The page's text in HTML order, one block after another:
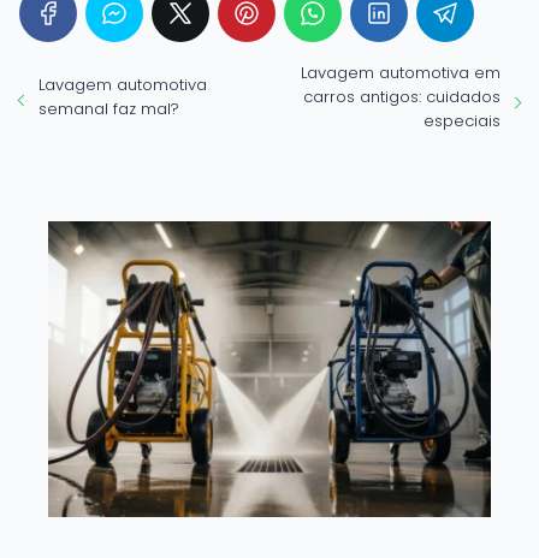
Lavagem automotiva
semanal faz mal?
Lavagem automotiva em
carros antigos: cuidados
especiais